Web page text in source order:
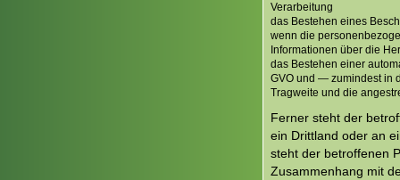
Verarbeitung
das Bestehen eines
wenn die
Informationen über die
das Bestehen einer
GVO und — zumindest in
Tragweite und die
Ferner steht der
ein Drittland oder an
steht der betroffenen
Zusammenhang mit